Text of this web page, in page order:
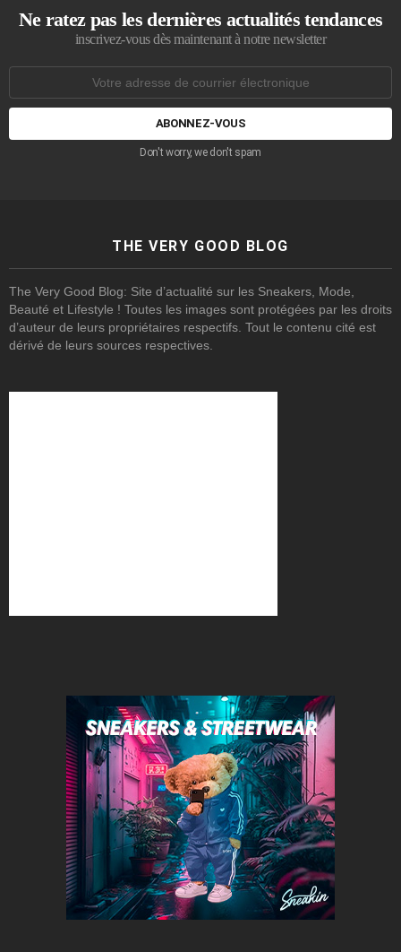
Ne ratez pas les dernières actualités tendances
inscrivez-vous dès maintenant à notre newsletter
courrier
Don't worry, we don't spam
THE VERY GOOD BLOG
The Very Good Blog: Site d’actualité sur les Sneakers, Mode,
Beauté et Lifestyle ! Toutes les images sont protégées par les droits
d’auteur de leurs propriétaires respectifs. Tout le contenu cité est
dérivé de leurs sources respectives.